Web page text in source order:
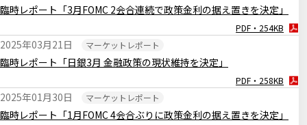
臨時レポート「3月FOMC 2会合連続で政策金利の据え置きを決定」
PDF・254KB
臨時レポート「日銀3月 金融政策の現状維持を決定」
2025年03月21日 マーケットレポート
PDF・258KB
臨時レポート「1月FOMC 4会合ぶりに政策金利の据え置きを決定」
2025年01月30日 マーケットレポート